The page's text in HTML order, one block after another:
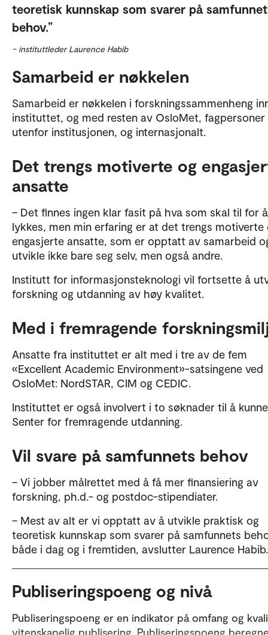
teoretisk kunnskap som svarer på
behov.
– instituttleder Laurence Habib
Samarbeid er nøkkelen
Samarbeid er nøkkelen i forskningssammenheng
instituttet, og med resten av OsloMet, fagpersoner
utenfor institusjonen, og internasjonalt.
Det trengs motiverte og
ansatte
– Det finnes ingen klar fasit på hva som skal til for å
lykkes, men min erfaring er at det trengs motiverte
engasjerte ansatte, som er opptatt av samarbeid
utvikle ikke bare seg selv, men også andre.
Institutt for informasjonsteknologi vil fortsette å
forskning og utdanning av høy kvalitet.
Med i fremragende
Ansatte fra instituttet er alt med i tre av de fem
«Excellent Academic Environment»-satsingene ved
OsloMet: NordSTAR, CIM og CEDIC.
Instituttet er også involvert i to søknader til å
Senter for fremragende utdanning.
Vil svare på samfunnets behov
– Vi jobber målrettet med å få mer finansiering av
forskning, ph.d.- og postdoc-stipendiater.
– Mest av alt er vi opptatt av å utvikle praktisk og
teoretisk kunnskap som svarer på samfunnets
både i dag og i fremtiden, avslutter Laurence Habib.
Publiseringspoeng og nivå
Publiseringspoeng er en indikator på omfang og
vitenskapelig publisering. Publiseringspoeng